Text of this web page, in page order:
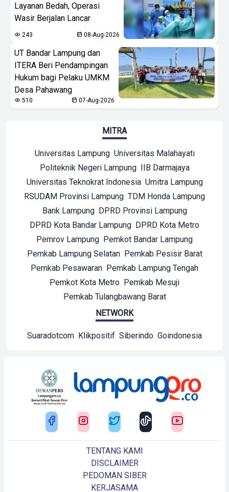
Layanan Bedah, Operasi
Wasir Berjalan Lancar
243 08-Aug-2026
UT Bandar Lampung dan
ITERA Beri Pendampingan
Hukum bagi Pelaku UMKM
Desa Pahawang
510 07-Aug-2026
MITRA
Universitas Lampung Universitas Malahayati
Politeknik Negeri Lampung IIB Darmajaya
Universitas Teknokrat Indonesia Umitra Lampung
RSUDAM Provinsi Lampung TDM Honda Lampung
Bank Lampung DPRD Provinsi Lampung
DPRD Kota Bandar Lampung DPRD Kota Metro
Pemrov Lampung Pemkot Bandar Lampung
Pemkab Lampung Selatan Pemkab Pesisir Barat
Pemkab Pesawaran Pemkab Lampung Tengah
Pemkot Kota Metro Pemkab Mesuji
Pemkab Tulangbawang Barat
NETWORK
Suaradotcom Klikpositif Siberindo Goindonesia
TENTANG KAMI
DISCLAIMER
PEDOMAN SIBER
KERJASAMA